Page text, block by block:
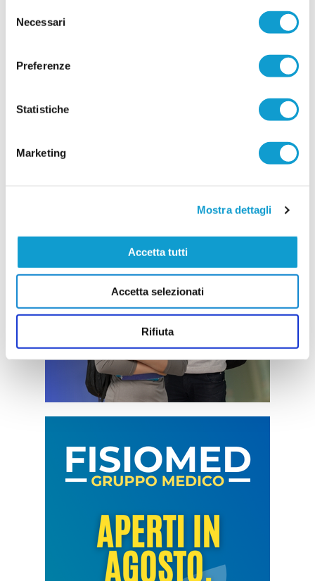
delNecessari
Preferenze
Statistiche
Marketing
Mostra dettagli
Accetta tutti
Accetta selezionati
Rifiuta